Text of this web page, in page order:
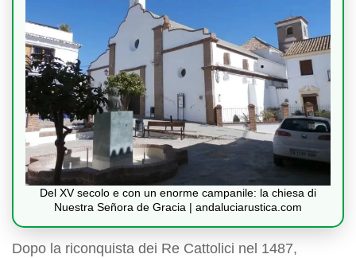
Del XV secolo e con un enorme campanile: la chiesa di
Nuestra Señora de Gracia | andaluciarustica.com
Dopo la riconquista dei Re Cattolici nel 1487,